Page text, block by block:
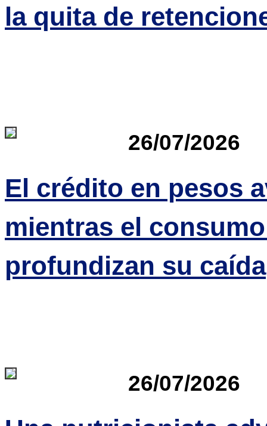
la quita de
26/07/2026
El crédito en pesos
mientras el
profundizan su caída
26/07/2026